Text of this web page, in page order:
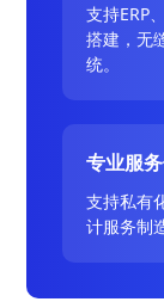
支持ERP
搭建，无
统。
专业服
支持私有
计服务制